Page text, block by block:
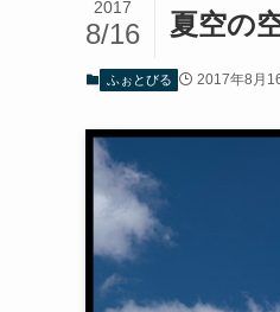
夏空の
2017
8/16
ふぉとびる 2017年8月